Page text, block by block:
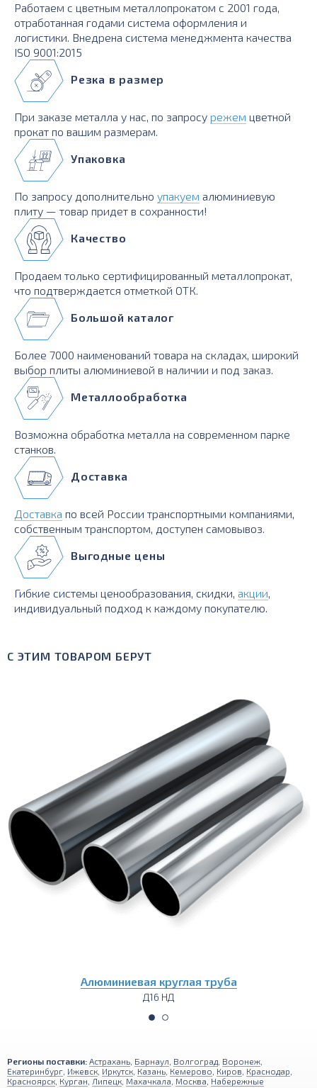
Работаем с цветным металлопрокатом с 2001 года,
отработанная годами система оформления и
логистики. Внедрена система менеджмента качества
ISO 9001:2015
Резка в размер
При заказе металла у нас, по запросу режем цветной
прокат по вашим размерам.
Упаковка
По запросу дополнительно упакуем алюминиевую
плиту — товар придет в сохранности!
Качество
Продаем только сертифицированный металлопрокат,
что подтверждается отметкой ОТК.
Большой каталог
Более 7000 наименований товара на складах, широкий
выбор плиты алюминиевой в наличии и под заказ.
Металлообработка
Возможна обработка металла на современном парке
станков.
Доставка
Доставка по всей России транспортными компаниями,
собственным транспортом, доступен самовывоз.
Выгодные цены
Гибкие системы ценообразования, скидки, акции,
индивидуальный подход к каждому покупателю.
С ЭТИМ ТОВАРОМ БЕРУТ
Алюминиевая круглая труба
Д16 НД
Регионы поставки: Астрахань Барнаул Волгоград Воронеж
Екатеринбург Ижевск Иркутск Казань Кемерово Киров Краснодар
Красноярск Курган Липецк Махачкала Москва Набережные